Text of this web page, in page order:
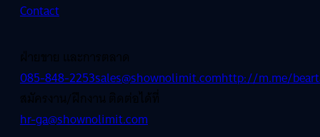
Contact
ฝ่ายขาย และการตลาด
085-848-2253sales@shownolimit.comhttp://m.me/
สมัครงาน/ฝึกงาน ติดต่อได้ที่
hr-ga@shownolimit.com